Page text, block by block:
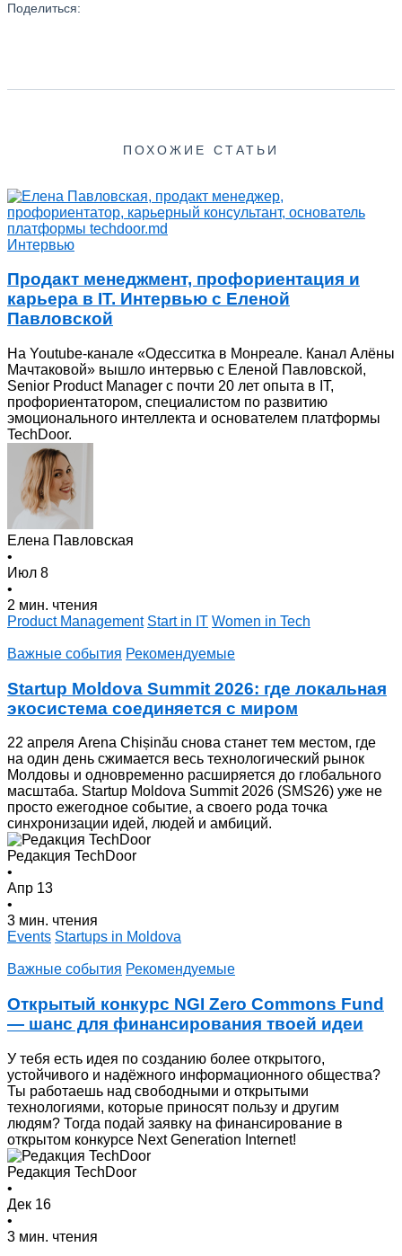
Поделиться:
ПОХОЖИЕ СТАТЬИ
Интервью
Продакт менеджмент, профориентация и
карьера в IT. Интервью с Еленой
Павловской
На Youtube-канале «Одесситка в Монреале. Канал Алёны
Мачтаковой» вышло интервью с Еленой Павловской,
Senior Product Manager с почти 20 лет опыта в IT,
профориентатором, специалистом по развитию
эмоционального интеллекта и основателем платформы
TechDoor.
Елена Павловская
•
Июл 8
•
2 мин. чтения
Product Management Start in IT Women in Tech
Важные события Рекомендуемые
Startup Moldova Summit 2026: где локальная
экосистема соединяется с миром
22 апреля Arena Chișinău снова станет тем местом, где
на один день сжимается весь технологический рынок
Молдовы и одновременно расширяется до глобального
масштаба. Startup Moldova Summit 2026 (SMS26) уже не
просто ежегодное событие, а своего рода точка
синхронизации идей, людей и амбиций.
Редакция TechDoor
•
Апр 13
•
3 мин. чтения
Events Startups in Moldova
Важные события Рекомендуемые
Открытый конкурс NGI Zero Commons Fund
— шанс для финансирования твоей идеи
У тебя есть идея по созданию более открытого,
устойчивого и надёжногo информационного общества?
Ты работаешь над свободными и открытыми
технологиями, которые приносят пользу и другим
людям? Тогда подай заявку на финансирование в
открытом конкурсе Next Generation Internet!
Редакция TechDoor
•
Дек 16
•
3 мин. чтения